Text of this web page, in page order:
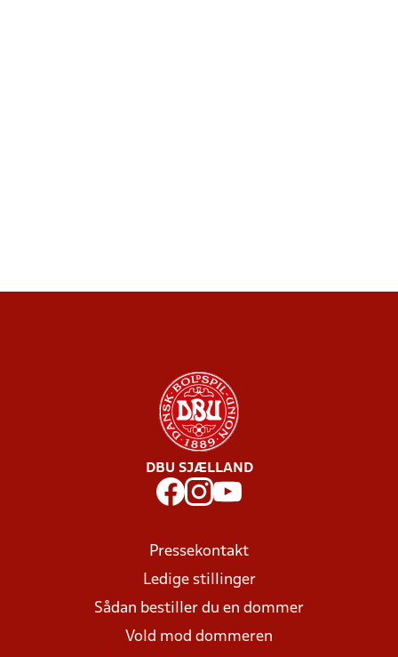
DBU SJÆLLAND
Pressekontakt
Ledige stillinger
Sådan bestiller du en dommer
Vold mod dommeren